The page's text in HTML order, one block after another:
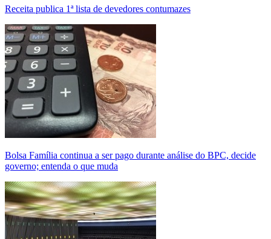
Receita publica 1ª lista de devedores contumazes
Bolsa Família continua a ser pago durante análise do BPC, decide
governo; entenda o que muda